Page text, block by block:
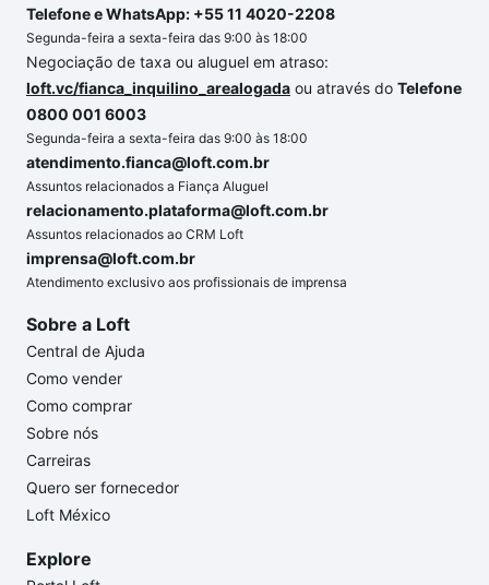
Telefone e WhatsApp: +55 11 4020-2208
Segunda-feira a sexta-feira das 9:00 às 18:00
Negociação de taxa ou aluguel em atraso:
loft.vc/fianca_inquilino_arealogada ou através do Telefone
0800 001 6003
Segunda-feira a sexta-feira das 9:00 às 18:00
atendimento.fianca@loft.com.br
Assuntos relacionados a Fiança Aluguel
relacionamento.plataforma@loft.com.br
Assuntos relacionados ao CRM Loft
imprensa@loft.com.br
Atendimento exclusivo aos profissionais de imprensa
Sobre a Loft
Central de Ajuda
Como vender
Como comprar
Sobre nós
Carreiras
Quero ser fornecedor
Loft México
Explore